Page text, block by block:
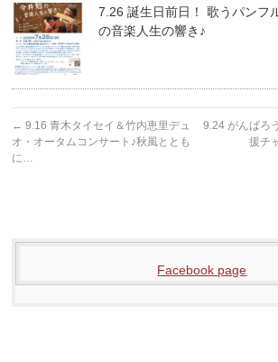
7.26 誕生日前日！ 歌うパンフ
の音楽人生の響き♪
← 9.16 青木タイセイ＆竹内恵里デュ
オ・オータムコンサート♪秋風ととも
に…
9.24 がんばろ
援チ
Facebook page